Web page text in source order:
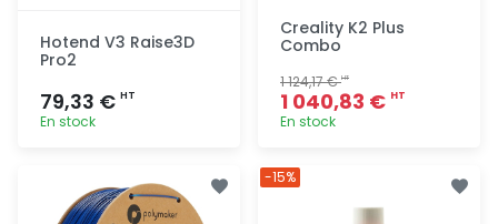
Hotend V3 Raise3D
Pro2
79,33 € HT
En stock
rapide
Creality K2 Plus
Combo
1 124,17 €HT
1 040,83 € HT
En stock
-15%